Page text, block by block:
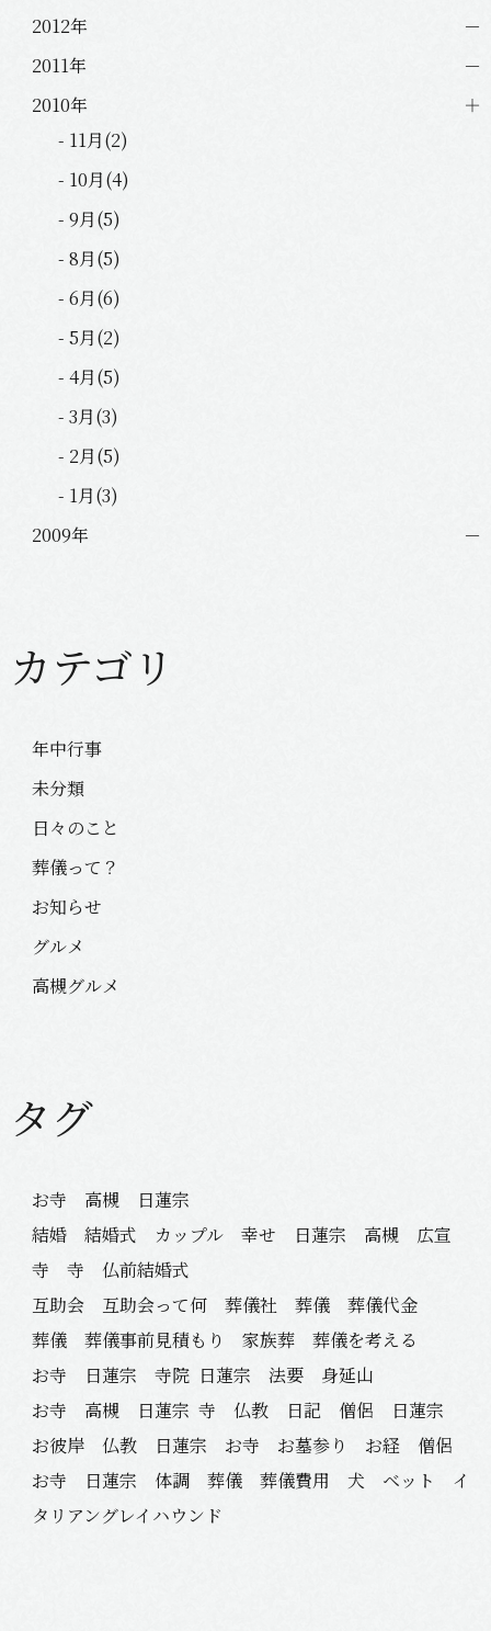
2012年
2011年
2010年
- 11月(2)
- 10月(4)
- 9月(5)
- 8月(5)
- 6月(6)
- 5月(2)
- 4月(5)
- 3月(3)
- 2月(5)
- 1月(3)
2009年
カテゴリ
年中行事
未分類
日々のこと
葬儀って？
お知らせ
グルメ
高槻グルメ
タグ
お寺 高槻 日蓮宗
結婚 結婚式 カップル 幸せ 日蓮宗 高槻 広宣
寺 寺 仏前結婚式
互助会 互助会って何 葬儀社 葬儀 葬儀代金
葬儀 葬儀事前見積もり 家族葬 葬儀を考える
お寺 日蓮宗 寺院 日蓮宗 法要 身延山
お寺 高槻 日蓮宗 寺 仏教 日記 僧侶 日蓮宗
お彼岸 仏教 日蓮宗 お寺 お墓参り お経 僧侶
お寺 日蓮宗 体調 葬儀 葬儀費用 犬 ベット イ
タリアングレイハウンド